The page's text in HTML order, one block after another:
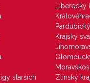
starších
Krajský
Zlínský